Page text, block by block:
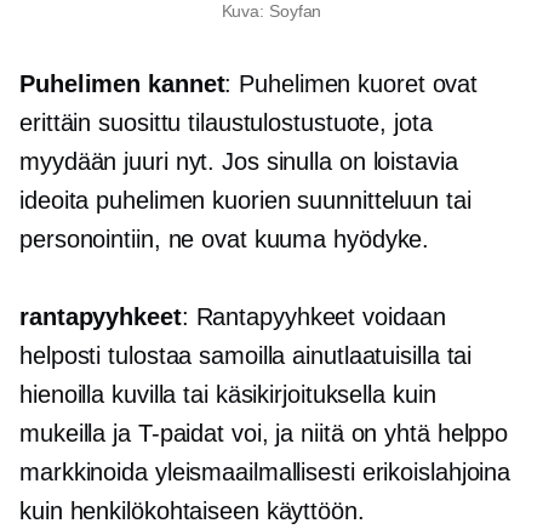
Kuva: Soyfan
Puhelimen kannet: Puhelimen kuoret ovat
erittäin suosittu tilaustulostustuote, jota
myydään juuri nyt. Jos sinulla on loistavia
ideoita puhelimen kuorien suunnitteluun tai
personointiin, ne ovat kuuma hyödyke.
rantapyyhkeet: Rantapyyhkeet voidaan
helposti tulostaa samoilla ainutlaatuisilla tai
hienoilla kuvilla tai käsikirjoituksella kuin
mukeilla ja T-paidat voi, ja niitä on yhtä helppo
markkinoida yleismaailmallisesti erikoislahjoina
kuin henkilökohtaiseen käyttöön.